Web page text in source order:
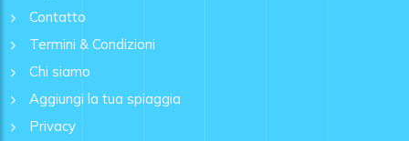
Contatto
Termini & Condizioni
Chi siamo
Aggiungi la tua spiaggia
Privacy